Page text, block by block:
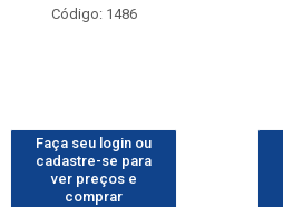
Código: 1486
Faça seu login ou
cadastre-se para
ver preços e
comprar